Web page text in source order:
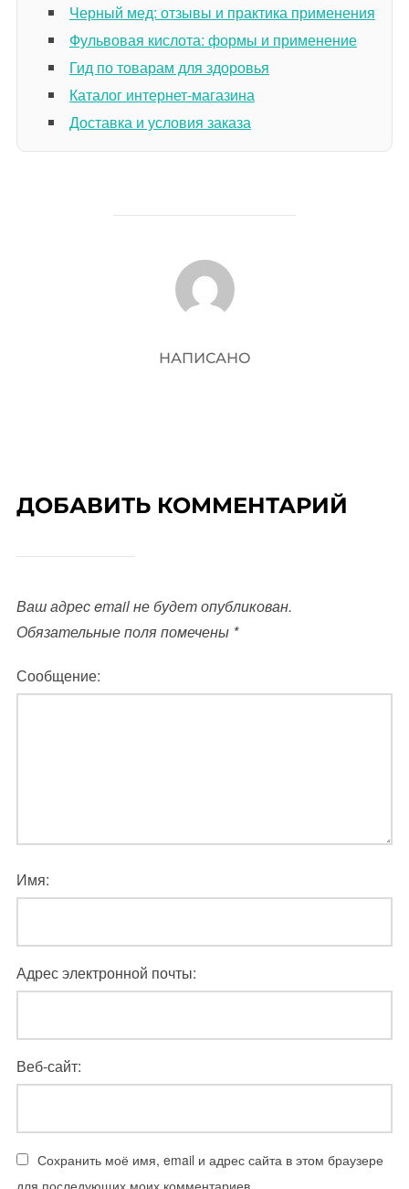
Черный мед: отзывы и практика применения
Фульвовая кислота: формы и применение
Гид по товарам для здоровья
Каталог интернет-магазина
Доставка и условия заказа
АВТОР ЗАПИСИ
НАПИСАНО
ДОБАВИТЬ КОММЕНТАРИЙ
Ваш адрес email не будет опубликован.
Обязательные поля помечены *
Сообщение:
Имя:
Адрес электронной почты:
Веб-сайт:
Сохранить моё имя, email и адрес сайта в этом браузере
для последующих моих комментариев.